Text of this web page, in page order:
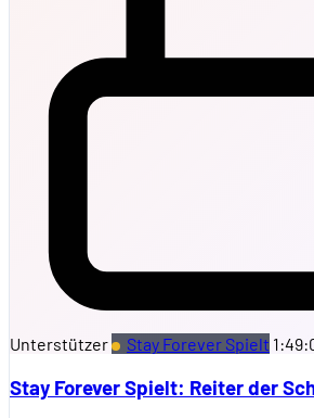
Unterstützer Stay Forever Spielt
Stay Forever Spielt: Reiter der